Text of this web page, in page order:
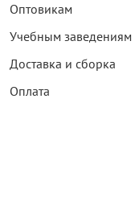
Оптовикам
Учебным заведениям
Доставка и сборка
Оплата